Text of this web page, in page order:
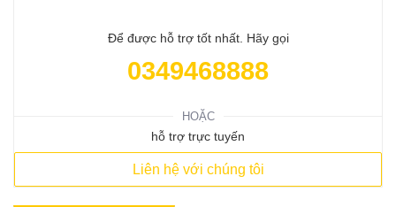
Để được hỗ trợ tốt nhất. Hãy gọi
0349468888
HOẶC
hỗ trợ trực tuyến
Liên hệ với chúng tôi